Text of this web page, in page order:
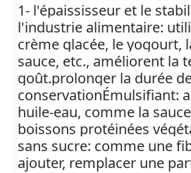
1- l'épaississeur et le
l'industrie alimentaire:
crème glacée, le yogourt,
sauce, etc., améliorent la
goût.prolonger la durée
conservationÉmulsifiant:
huile-eau, comme la
boissons protéinées
sans sucre: comme une
ajouter, remplacer une